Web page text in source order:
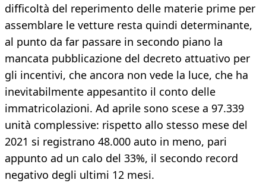
difficoltà del reperimento delle materie prime per
assemblare le vetture resta quindi determinante,
al punto da far passare in secondo piano la
mancata pubblicazione del decreto attuativo per
gli incentivi, che ancora non vede la luce, che ha
inevitabilmente appesantito il conto delle
immatricolazioni. Ad aprile sono scese a 97.339
unità complessive: rispetto allo stesso mese del
2021 si registrano 48.000 auto in meno, pari
appunto ad un calo del 33%, il secondo record
negativo degli ultimi 12 mesi.